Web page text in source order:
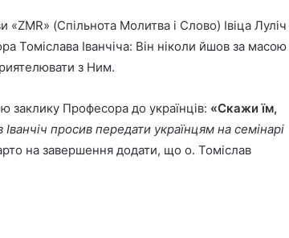
(Спільнота Молитва і Слово) Івіца Луліч
Томіслава Іванчіча: Він ніколи йшов за масою
з Ним.
заклику Професора до українців: «Скажи їм,
Іванчіч просив передати українцям на семінарі
на завершення додати, що о. Томіслав